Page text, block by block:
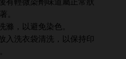
有輕微染劑味道屬正常狀
。
滌，以避免染色。
入洗衣袋清洗，以保持印